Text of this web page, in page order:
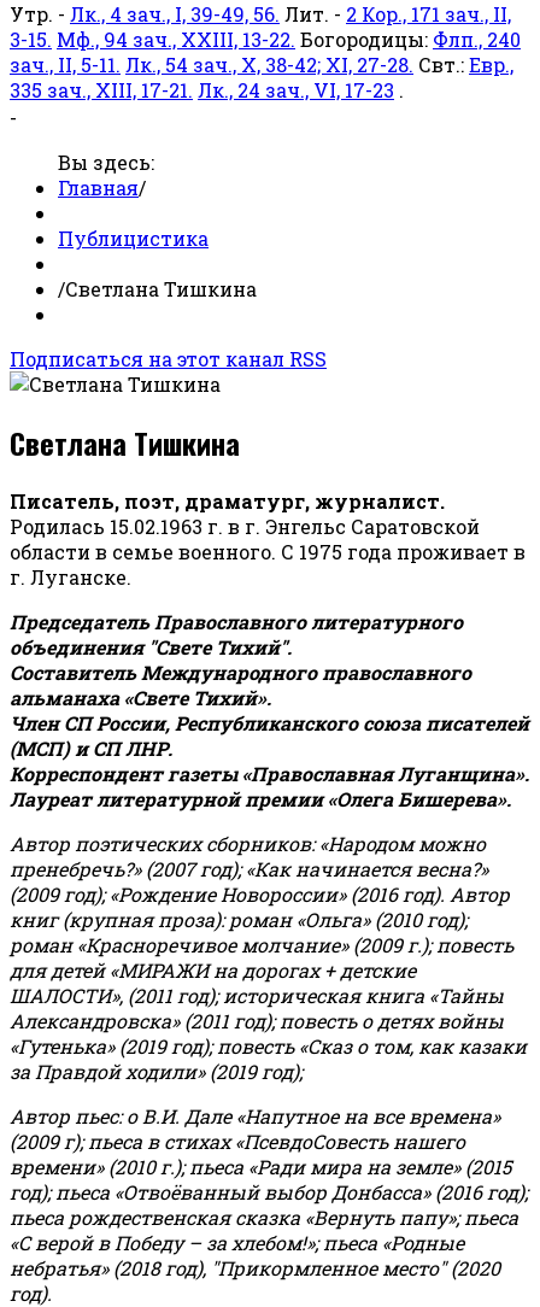
Утр. - Лк., 4 зач., I, 39-49, 56. Лит. - 2 Кор., 171 зач., II,
3-15. Мф., 94 зач., XXIII, 13-22. Богородицы: Флп., 240
зач., II, 5-11. Лк., 54 зач., X, 38-42; XI, 27-28. Свт.:Евр.,
335 зач., XIII, 17-21. Лк., 24 зач., VI, 17-23 .
-
Вы здесь:
Главная/
Публицистика
/Светлана Тишкина
Подписаться на этот канал RSS
Светлана Тишкина
Писатель, поэт, драматург, журналист.
Родилась 15.02.1963 г. в г. Энгельс Саратовской
области в семье военного. С 1975 года проживает в
г. Луганске.
Председатель Православного литературного
объединения "Свете Тихий".
Составитель Международного православного
альманаха «Свете Тихий».
Член СП России, Республиканского союза писателей
(МСП) и СП ЛНР.
Корреспондент газеты «Православная Луганщина».
Лауреат литературной премии «Олега Бишерева».
Автор поэтических сборников: «Народом можно
пренебречь?» (2007 год); «Как начинается весна?»
(2009 год); «Рождение Новороссии» (2016 год). Автор
книг (крупная проза): роман «Ольга» (2010 год);
роман «Красноречивое молчание» (2009 г.); повесть
для детей «МИРАЖИ на дорогах + детские
ШАЛОСТИ», (2011 год); историческая книга «Тайны
Александровска» (2011 год); повесть о детях войны
«Гутенька» (2019 год); повесть «Сказ о том, как казаки
за Правдой ходили» (2019 год);
Автор пьес: о В.И. Дале «Напутное на все времена»
(2009 г); пьеса в стихах «ПсевдоСовесть нашего
времени» (2010 г.); пьеса «Ради мира на земле» (2015
год); пьеса «Отвоёванный выбор Донбасса» (2016 год);
пьеса рождественская сказка «Вернуть папу»; пьеса
«С верой в Победу – за хлебом!»;пьеса «Родные
небратья» (2018 год), "Прикормленное место" (2020
год).